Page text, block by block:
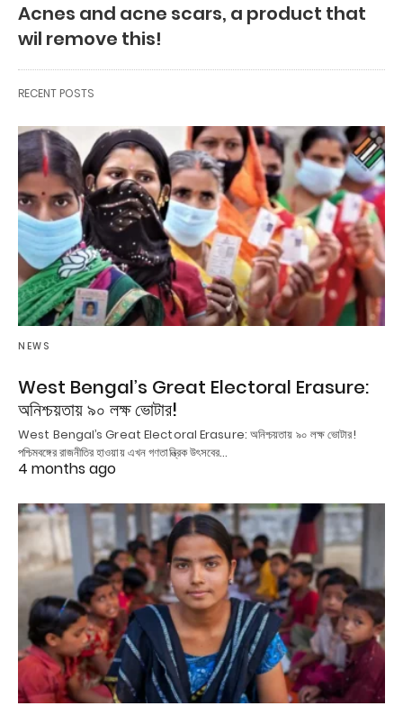
Acnes and acne scars, a product that
wil remove this!
RECENT POSTS
NEWS
West Bengal’s Great Electoral Erasure:
অনিশ্চয়তায় ৯০ লক্ষ ভোটার!
West Bengal’s Great Electoral Erasure: অনিশ্চয়তায় ৯০ লক্ষ ভোটার!
পশ্চিমবঙ্গের রাজনীতির হাওয়ায় এখন গণতান্ত্রিক উৎসবের…
4 months ago